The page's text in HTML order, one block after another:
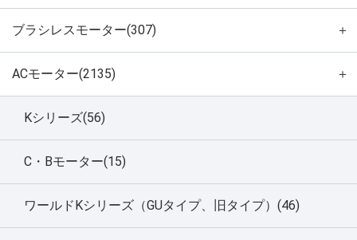
ブラシレスモーター(307) ＋
ACモーター(2135) ＋
Kシリーズ(56)
C・Bモーター(15)
ワールドKシリーズ（GUタイプ、旧タイプ）(46)